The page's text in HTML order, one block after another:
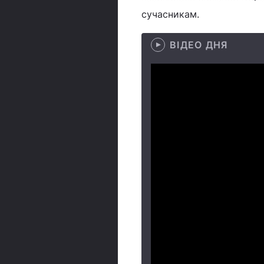
сучасникам.
ВІДЕО ДНЯ